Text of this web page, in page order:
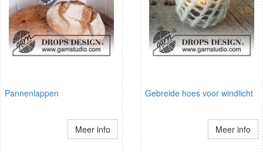
Pannenlappen
Meer info
Gebreide hoes voor windlicht
Meer info